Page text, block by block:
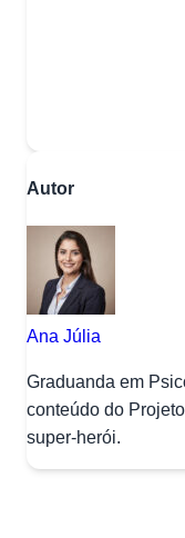
Autor
Ana Júlia
Graduanda em
conteúdo do
super-herói.